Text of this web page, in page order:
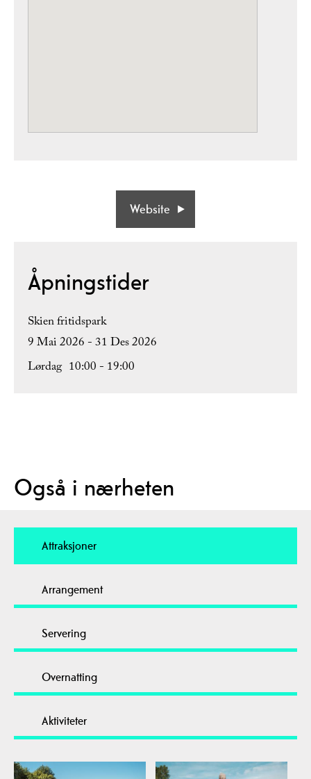
Website
Åpningstider
Skien fritidspark
9 Mai 2026 - 31 Des 2026
Lørdag 10:00 - 19:00
Også i nærheten
Attraksjoner
Arrangement
Servering
Overnatting
Aktiviteter